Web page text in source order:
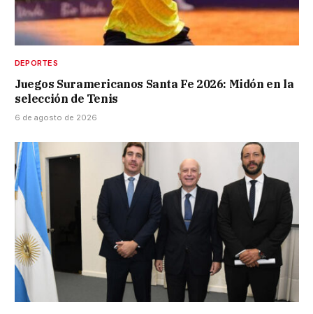
DEPORTES
Juegos Suramericanos Santa Fe 2026: Midón en la
selección de Tenis
6 de agosto de 2026